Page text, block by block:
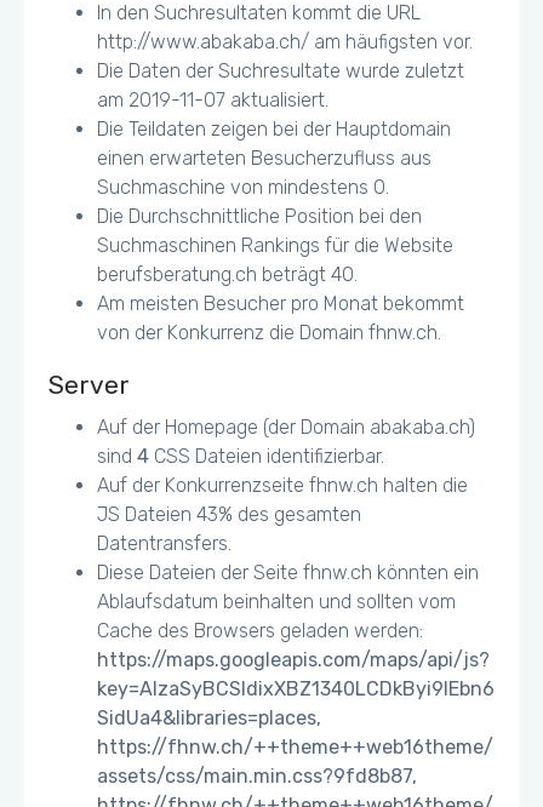
In den Suchresultaten kommt die URL
http://www.abakaba.ch/ am häufigsten vor.
Die Daten der Suchresultate wurde zuletzt
am 2019-11-07 aktualisiert.
Die Teildaten zeigen bei der Hauptdomain
einen erwarteten Besucherzufluss aus
Suchmaschine von mindestens 0.
Die Durchschnittliche Position bei den
Suchmaschinen Rankings für die Website
berufsberatung.ch beträgt 40.
Am meisten Besucher pro Monat bekommt
von der Konkurrenz die Domain fhnw.ch.
Server
Auf der Homepage (der Domain abakaba.ch)
sind 4 CSS Dateien identifizierbar.
Auf der Konkurrenzseite fhnw.ch halten die
JS Dateien 43% des gesamten
Datentransfers.
Diese Dateien der Seite fhnw.ch könnten ein
Ablaufsdatum beinhalten und sollten vom
Cache des Browsers geladen werden:
https://maps.googleapis.com/maps/api/js?
key=AIzaSyBCSldixXBZ1340LCDkByi9IEbn6
SidUa4&libraries=places,
https://fhnw.ch/++theme++web16theme/
assets/css/main.min.css?9fd8b87,